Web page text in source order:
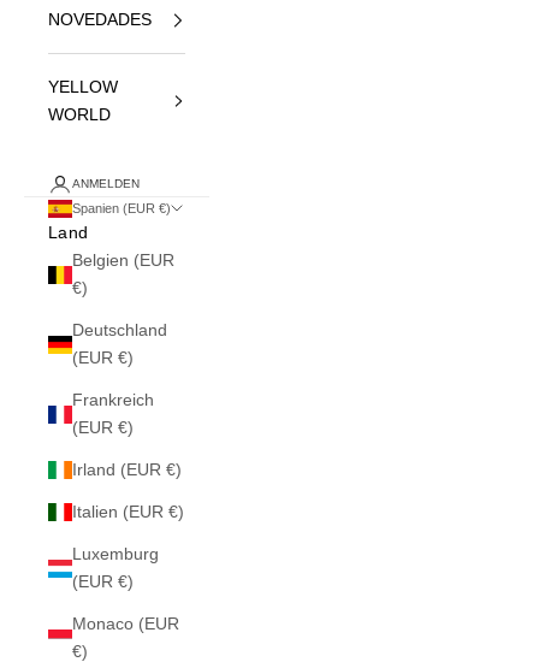
NOVEDADES
YELLOW
WORLD
ANMELDEN
Spanien (EUR €)
Land
Belgien (EUR
€)
Deutschland
(EUR €)
Frankreich
(EUR €)
Irland (EUR €)
Italien (EUR €)
Luxemburg
(EUR €)
Monaco (EUR
€)